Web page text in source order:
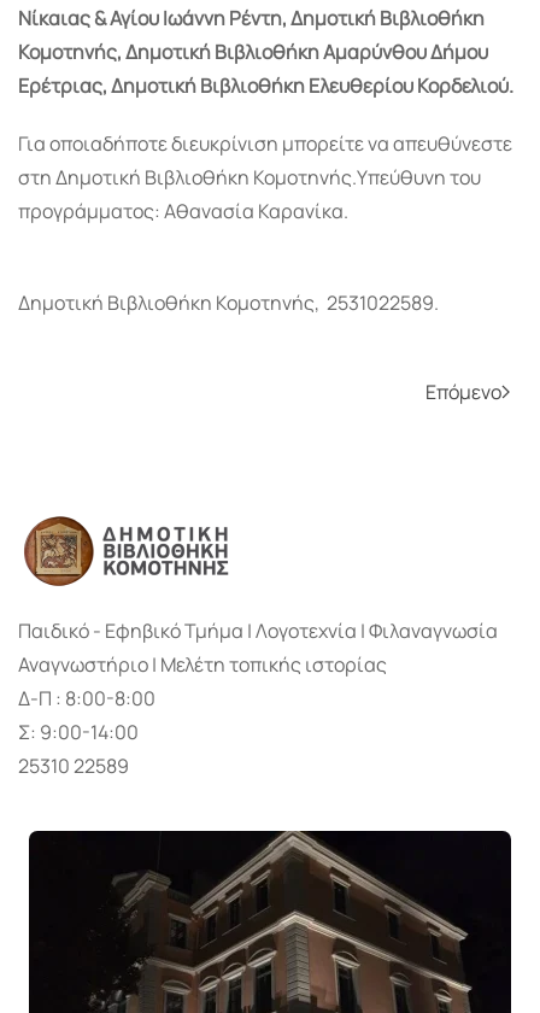
Νίκαιας & Αγίου Ιωάννη Ρέντη, Δημοτική Βιβλιοθήκη
Κομοτηνής, Δημοτική Βιβλιοθήκη Αμαρύνθου Δήμου
Ερέτριας, Δημοτική Βιβλιοθήκη Ελευθερίου Κορδελιού.
Για οποιαδήποτε διευκρίνιση μπορείτε να απευθύνεστε
στη Δημοτική Βιβλιοθήκη Κομοτηνής.Υπεύθυνη του
προγράμματος: Αθανασία Καρανίκα.
Δημοτική Βιβλιοθήκη Κομοτηνής, 2531022589.
Επόμενο
Παιδικό - Εφηβικό Τμήμα | Λογοτεχνία | Φιλαναγνωσία
Αναγνωστήριο | Μελέτη τοπικής ιστορίας
Δ-Π : 8:00-8:00
Σ: 9:00-14:00
25310 22589